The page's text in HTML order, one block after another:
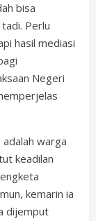
bisa
Perlu
hasil mediasi
Negeri
warga
keadilan
kemarin ia
dijemput